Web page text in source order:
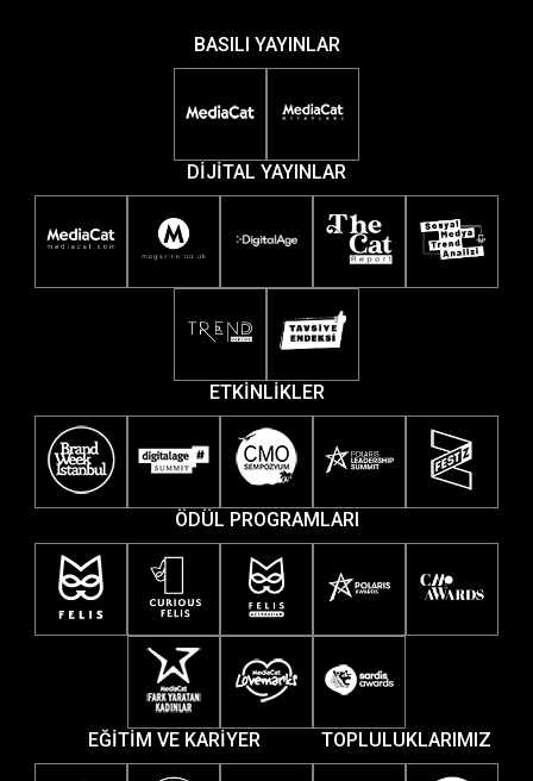
BASILI YAYINLAR
DİJİTAL YAYINLAR
ETKİNLİKLER
ÖDÜL PROGRAMLARI
EĞİTİM VE KARİYER TOPLULUKLARIMIZ